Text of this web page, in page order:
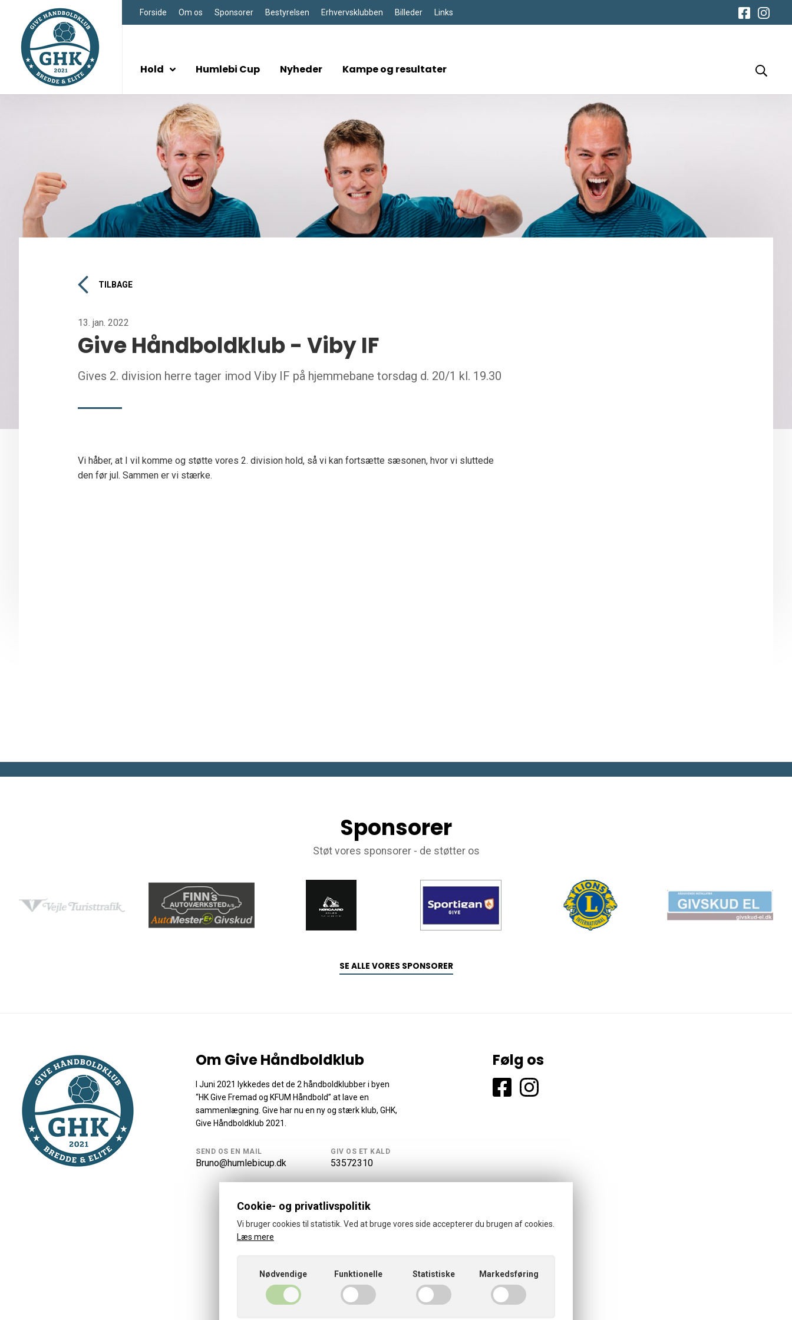
Forside Om os Sponsorer Bestyrelsen Erhvervsklubben Billeder Links
Hold Humlebi Cup Nyheder Kampe og resultater
TILBAGE
13. jan. 2022
Give Håndboldklub - Viby IF
Gives 2. division herre tager imod Viby IF på hjemmebane torsdag d. 20/1 kl. 19.30
Vi håber, at I vil komme og støtte vores 2. division hold, så vi kan fortsætte sæsonen, hvor vi sluttede
den før jul. Sammen er vi stærke.
Sponsorer
Støt vores sponsorer - de støtter os
SE ALLE VORES SPONSORER
Om Give Håndboldklub
I Juni 2021 lykkedes det de 2 håndboldklubber i byen
“HK Give Fremad og KFUM Håndbold” at lave en
sammenlægning. Give har nu en ny og stærk klub, GHK,
Give Håndboldklub 2021.
SEND OS EN MAIL
Bruno@humlebicup.dk
GIV OS ET KALD
53572310
Følg os
Cookie- og privatlivspolitik
Vi bruger cookies til statistik. Ved at bruge vores side accepterer du brugen af cookies.
Læs mere
Nødvendige Funktionelle Statistiske Markedsføring